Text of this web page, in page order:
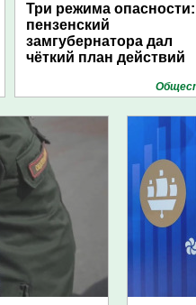
Три режима опасности:
пензенский
замгубернатора дал
чёткий план действий